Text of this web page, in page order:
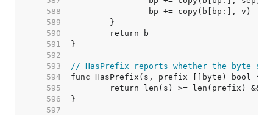
   588
   589
   590
   591
   592
   593
// HasPrefix reports whether the byte
   594
   595
   596
   597